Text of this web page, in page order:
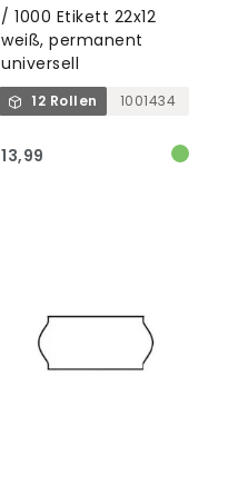
/ 1000 Etikett 22x12
weiß, permanent
universell
12 Rollen 1001434
13,99